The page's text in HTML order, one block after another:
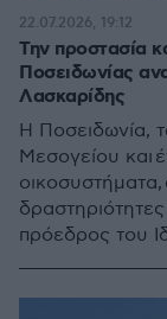
Την προστασία
Ποσειδωνίας
Λασκαρίδης
Η Ποσειδωνία,
Μεσογείου και
οικοσυστήματα,
δραστηριότητες
πρόεδρος του
22.07.2026, 19:12